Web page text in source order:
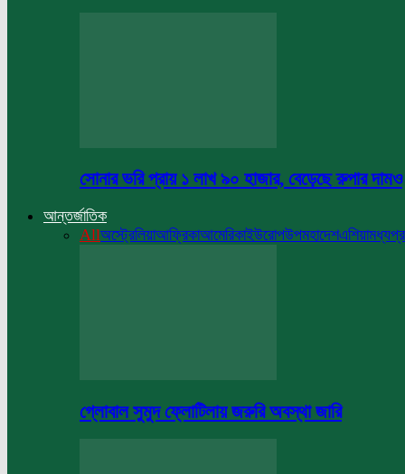
সোনার ভরি প্রায় ১ লাখ ৯০ হাজার, বেড়েছে রুপার দামও
আন্তর্জাতিক
Allঅস্ট্রেলিয়াআফ্রিকাআমেরিকাইউরোপউপমহাদেশএশিয়া
গ্লোবাল সুমুদ ফ্লোটিলায় জরুরি অবস্থা জারি